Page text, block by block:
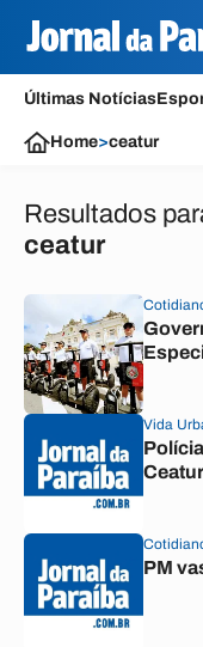
Últimas Notícias
Home>ceatur
Resultados
ceatur
Vida
Ceatur
PM